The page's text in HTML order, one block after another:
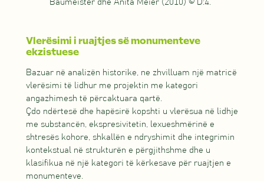
Baumeister dhe Anita Meier (2010) © D:4.
Vlerësimi i ruajtjes së monumenteve
ekzistuese
Bazuar në analizën historike, ne zhvilluam një matricë
vlerësimi të lidhur me projektin me kategori
angazhimesh të përcaktuara qartë.
Çdo ndërtesë dhe hapësirë ​​kopshti u vlerësua në lidhje
me substancën, ekspresivitetin, lexueshmërinë e
shtresës kohore, shkallën e ndryshimit dhe integrimin
kontekstual në strukturën e përgjithshme dhe u
klasifikua në një kategori të kërkesave për ruajtjen e
monumenteve.